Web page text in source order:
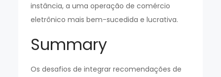
instância, a uma operação de comércio
eletrônico mais bem-sucedida e lucrativa.
Summary
Os desafios de integrar recomendações de